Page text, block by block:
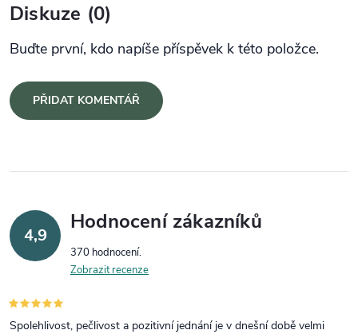
Diskuze (0)
Buďte první, kdo napíše příspěvek k této položce.
PŘIDAT KOMENTÁŘ
4,9
Hodnocení zákazníků
370 hodnocení
Zobrazit recenze
Spolehlivost, pečlivost a pozitivní jednání je v dnešní době velmi